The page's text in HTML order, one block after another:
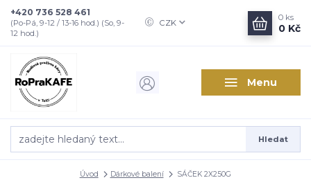
Menu
CZK
Hledat
+420 736 528 461
(Po-Pá, 9-12 / 13-16 hod.) (So, 9-
12 hod.)
0 ks
0 Kč
Úvod Dárkové balení SÁČEK 2X250G